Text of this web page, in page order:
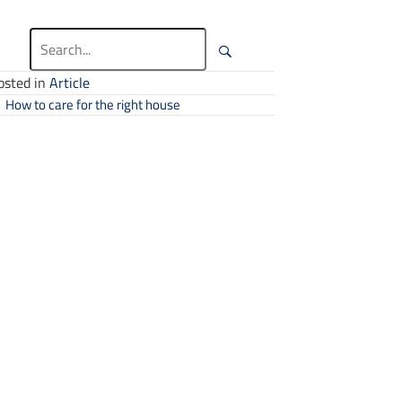
in Article
navigation
to care for the right house